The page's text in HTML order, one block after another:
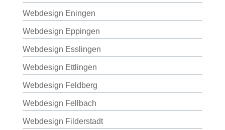
Webdesign Eningen
Webdesign Eppingen
Webdesign Esslingen
Webdesign Ettlingen
Webdesign Feldberg
Webdesign Fellbach
Webdesign Filderstadt